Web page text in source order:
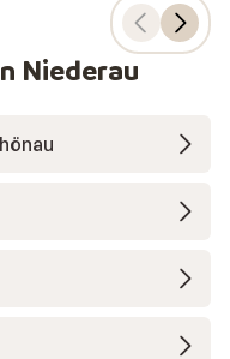
Niederau